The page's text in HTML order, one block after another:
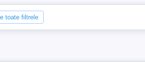
toate filtrele